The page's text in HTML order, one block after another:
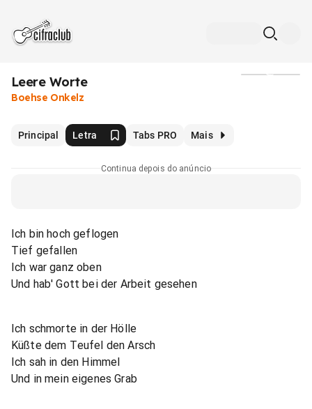
Leere Worte
Boehse Onkelz
Principal Letra Tabs PRO Mais
Continua depois do anúncio
Ich bin hoch geflogen
Tief gefallen
Ich war ganz oben
Und hab' Gott bei der Arbeit gesehen
Ich schmorte in der Hölle
Küßte dem Teufel den Arsch
Ich sah in den Himmel
Und in mein eigenes Grab